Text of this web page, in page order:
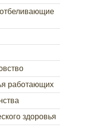
работающих
здоровья